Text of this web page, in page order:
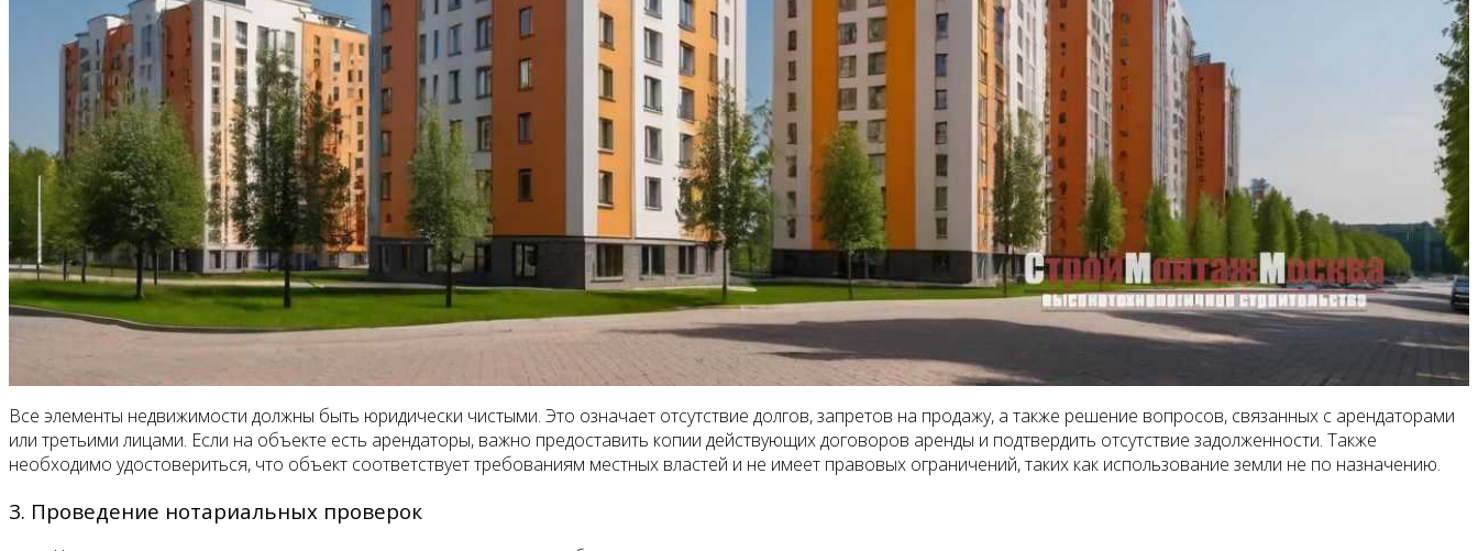
Все элементы недвижимости должны быть юридически чистыми. Это означает отсутствие долгов, запретов на продажу, а также решение вопросов, связанных с арендаторами
или третьими лицами. Если на объекте есть арендаторы, важно предоставить копии действующих договоров аренды и подтвердить отсутствие задолженности. Также
необходимо удостовериться, что объект соответствует требованиям местных властей и не имеет правовых ограничений, таких как использование земли не по назначению.
3. Проведение нотариальных проверок